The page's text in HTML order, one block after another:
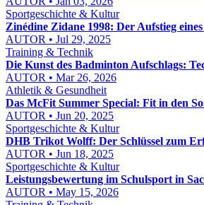
Sportgeschichte & Kultur
Zinédine Zidane 1998: Der Aufstieg
AUTOR • Jul 29, 2025
Training & Technik
Die Kunst des Badminton Aufschlags:
AUTOR • Mar 26, 2026
Athletik & Gesundheit
Das McFit Summer Special: Fit in den
AUTOR • Jun 20, 2025
Sportgeschichte & Kultur
DHB Trikot Wolff: Der Schlüssel zum
AUTOR • Jun 18, 2025
Sportgeschichte & Kultur
Leistungsbewertung im Schulsport in
AUTOR • May 15, 2026